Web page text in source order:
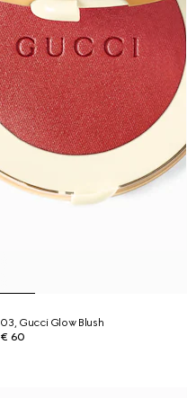
03, Gucci Glow Blush
€ 60